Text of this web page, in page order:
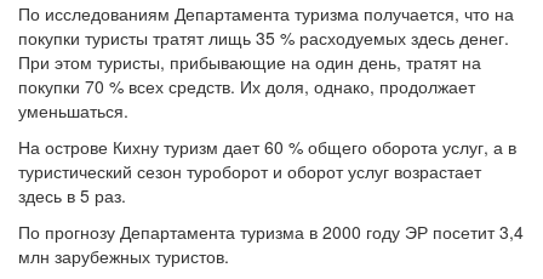
По исследованиям Департамента туризма получается, что на
покупки туристы тратят лищь 35 % расходуемых здесь денег.
При этом туристы, прибывающие на один день, тратят на
покупки 70 % всех средств. Их доля, однако, продолжает
уменьшаться.
На острове Кихну туризм дает 60 % общего оборота услуг, а в
туристический сезон туроборот и оборот услуг возрастает
здесь в 5 раз.
По прогнозу Департамента туризма в 2000 году ЭР посетит 3,4
млн зарубежных туристов.